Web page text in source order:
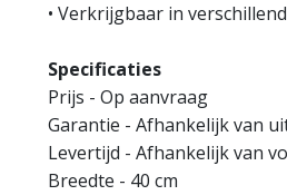
• Verkrijgbaar in
Specificaties
Prijs - Op aanvraag
Garantie - Afhankelijk van
Levertijd - Afhankelijk van
Breedte - 40 cm